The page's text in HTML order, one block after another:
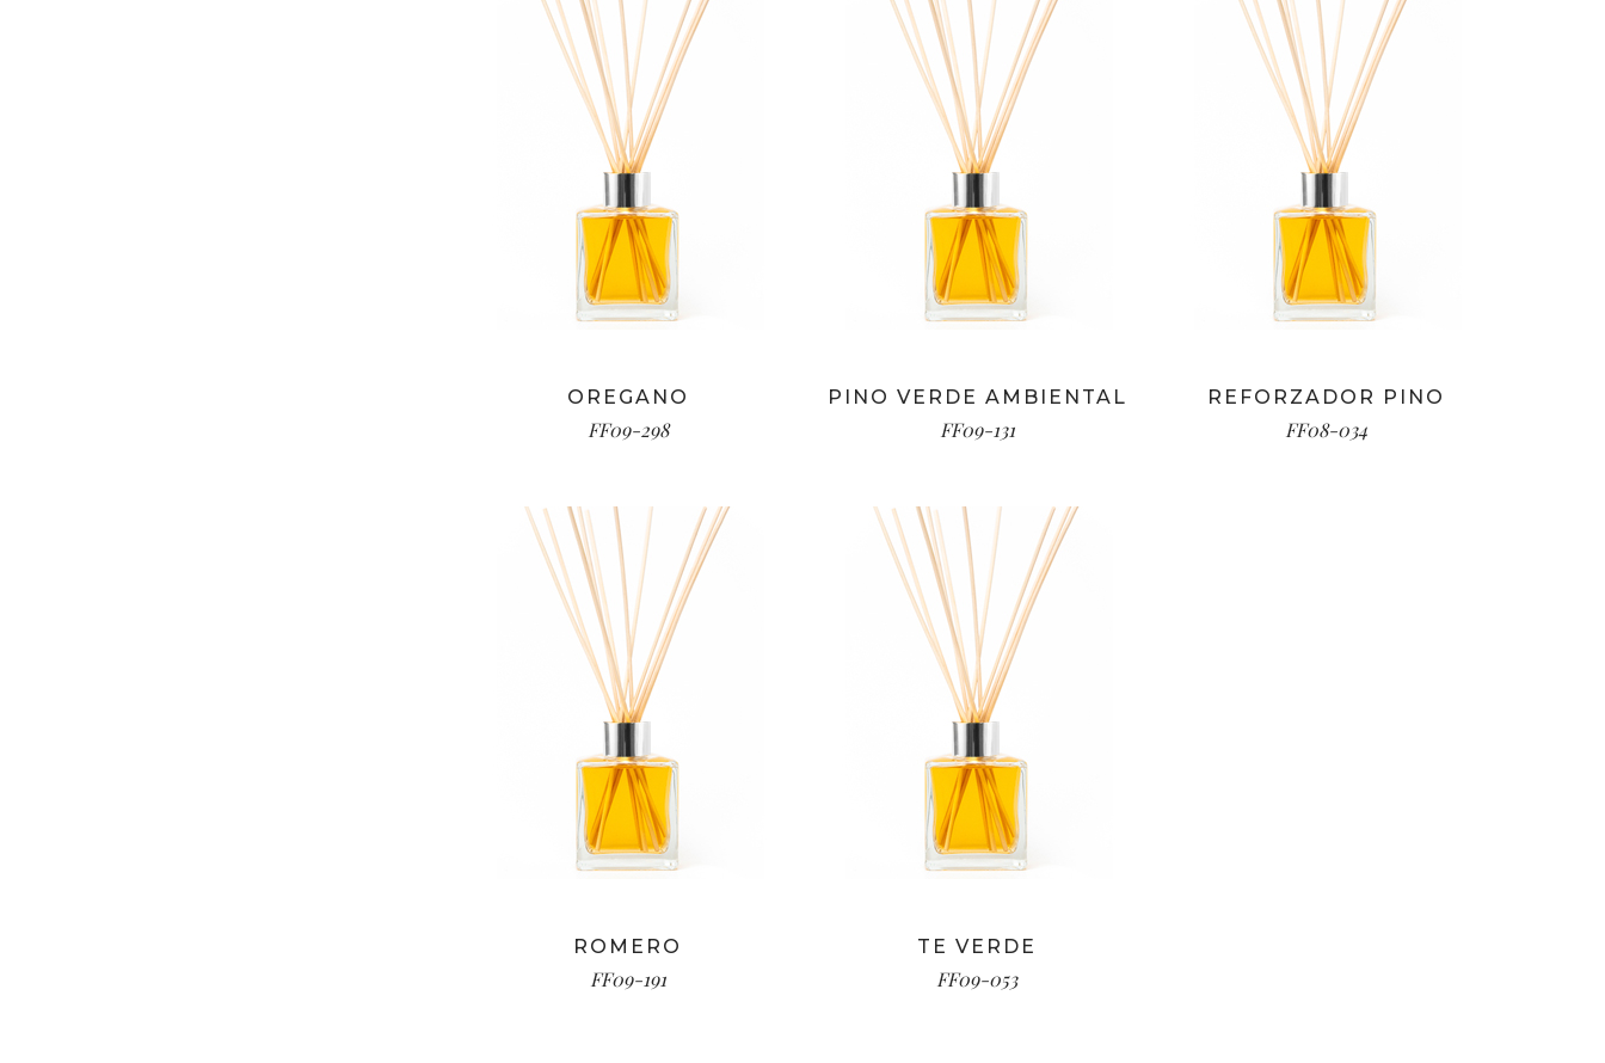
OREGANO
FF09-298
PINO VERDE AMBIENTAL
FF09-131
REFORZADOR PINO
FF08-034
ROMERO
FF09-191
TE VERDE
FF09-053